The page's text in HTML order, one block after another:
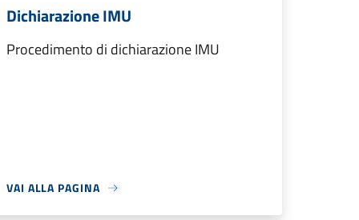
Dichiarazione IMU
Procedimento di dichiarazione IMU
VAI ALLA PAGINA